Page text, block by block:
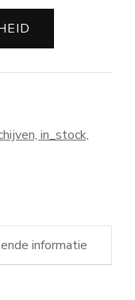
in_stock,
informatie